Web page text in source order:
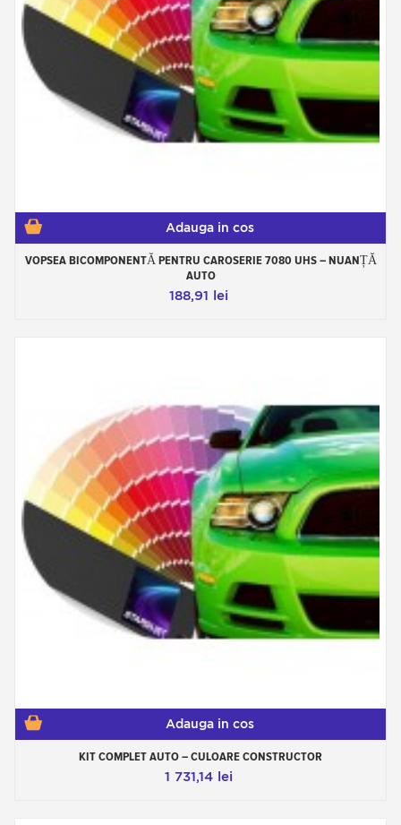
Adauga in cos
VOPSEA BICOMPONENTĂ PENTRU CAROSERIE 7080 UHS – NUANȚĂ
AUTO
188,91 lei
Adauga in cos
KIT COMPLET AUTO – CULOARE CONSTRUCTOR
1 731,14 lei